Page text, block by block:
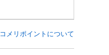
コメリポイントについて